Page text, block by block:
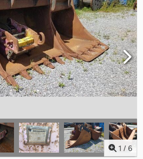
1 / 6